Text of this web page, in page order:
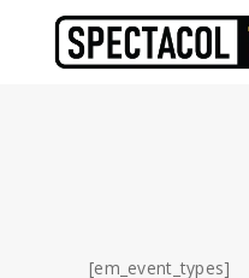
[em_event_types]